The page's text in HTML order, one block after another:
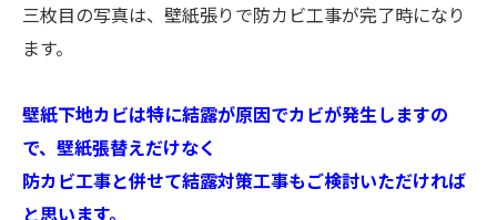
三枚目の写真は、壁紙張りで防カビ工事が完了時になり
ます。
壁紙下地カビは特に結露が原因でカビが発生しますの
で、壁紙張替えだけなく
防カビ工事と併せて結露対策工事もご検討いただければ
と思います。